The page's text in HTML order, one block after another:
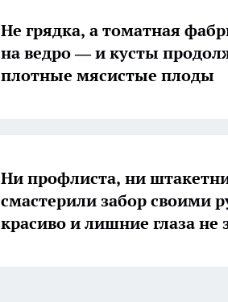
Не грядка, а томатная
на ведро — и кусты
плотные мясистые плоды
Ни профлиста, ни
смастерили забор своими
красиво и лишние глаза не